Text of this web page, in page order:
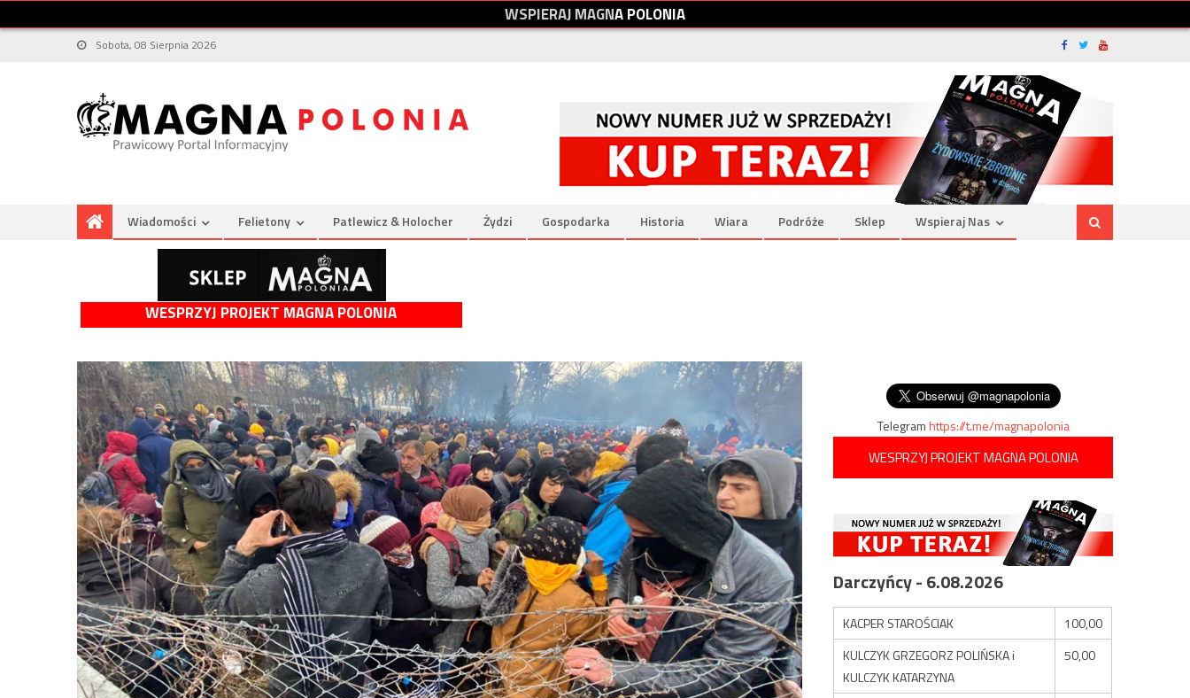
WSPIERAJMAGNAPOLONIA
Sobota, 08 Sierpnia 2026
Wiadomości Felietony Patlewicz & Holocher Żydzi Gospodarka Historia Wiara Podróże Sklep Wspieraj Nas
WESPRZYJ PROJEKT MAGNA POLONIA
Telegramhttps://t.me/magnapolonia
WESPRZYJ PROJEKT MAGNA POLONIA
Darczyńcy - 6.08.2026
KACPER STAROŚCIAK
100,00
KULCZYK GRZEGORZ POLIŃSKA i
KULCZYK KATARZYNA
50,00